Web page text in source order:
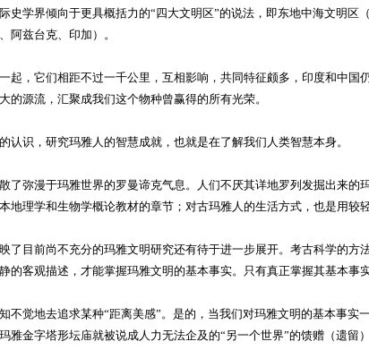
史学界倾向于更具概括力的“四大文明区”的说法，即东地中海文明
阿兹台克、印加）。
，它们相距不过一千公里，互相影响，共同特征颇多，印度和中国
的源流，汇聚成我们这个物种曾赢得的所有光荣。
识，研究玛雅人的智慧成就，也就是在了解我们人类智慧本身。
弥漫于玛雅世界的罗曼谛克气息。人们不厌其详地罗列发掘出来的
地理学和生物学概论教材的章节；对古玛雅人的生活方式，也是用较
目前尚不充分的玛雅文明研究还有待于进一步展开。考古科学的方
的客观描述，才能掌握玛雅文明的基本事实。只有真正掌握其基本事
觉地去追求某种“距离美感”。是的，当我们对玛雅文明的基本事实
雅金字塔形坛庙就被说成人力无法企及的“另一个世界”的馈赠（遗